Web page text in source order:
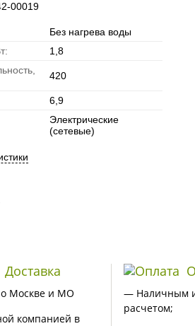
00019
Без нагрева воды
1,8
420
6,9
Электрические
(сетевые)
Доставка
Москве и МО
компанией в
— Наличным
расчетом;